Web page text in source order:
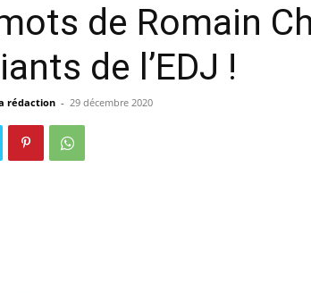
de Romain
de l’EDJ !
rédaction - 29 décembre 2020